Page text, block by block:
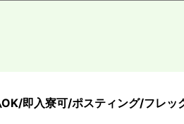
即入寮可/ポスティング/フレッ